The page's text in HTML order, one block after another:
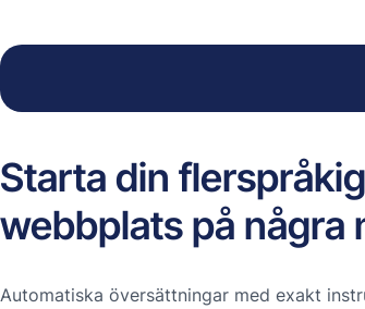
Starta din
webbplats på några
Automatiska översättningar med exakt